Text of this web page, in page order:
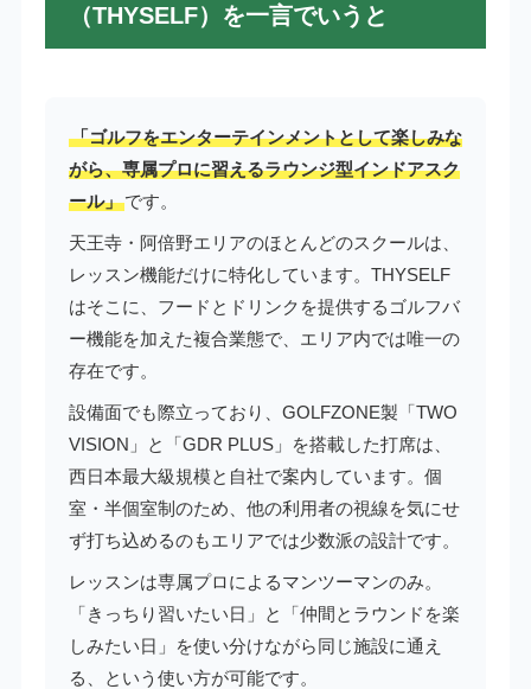
（THYSELF）を一言でいうと
「ゴルフをエンターテインメントとして楽しみな
がら、専属プロに習えるラウンジ型インドアスク
ール」です。
天王寺・阿倍野エリアのほとんどのスクールは、
レッスン機能だけに特化しています。THYSELF
はそこに、フードとドリンクを提供するゴルフバ
ー機能を加えた複合業態で、エリア内では唯一の
存在です。
設備面でも際立っており、GOLFZONE製「TWO
VISION」と「GDR PLUS」を搭載した打席は、
西日本最大級規模と自社で案内しています。個
室・半個室制のため、他の利用者の視線を気にせ
ず打ち込めるのもエリアでは少数派の設計です。
レッスンは専属プロによるマンツーマンのみ。
「きっちり習いたい日」と「仲間とラウンドを楽
しみたい日」を使い分けながら同じ施設に通え
る、という使い方が可能です。